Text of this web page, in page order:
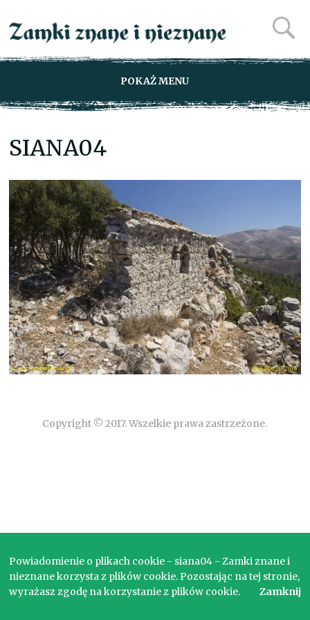
POKAŻ MENU
SIANA04
Copyright © 2017. Wszelkie prawa zastrzeżone.
Powiadomienie o plikach cookie - siana04 - Zamki znane i
nieznane korzysta z plików cookie. Pozostając na tej stronie,
wyrażasz zgodę na korzystanie z plików cookie.
Zamknij